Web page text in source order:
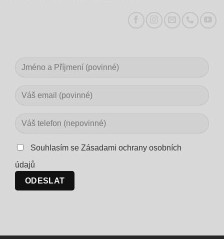
Souhlasím se Zásadami ochrany osobních
údajů